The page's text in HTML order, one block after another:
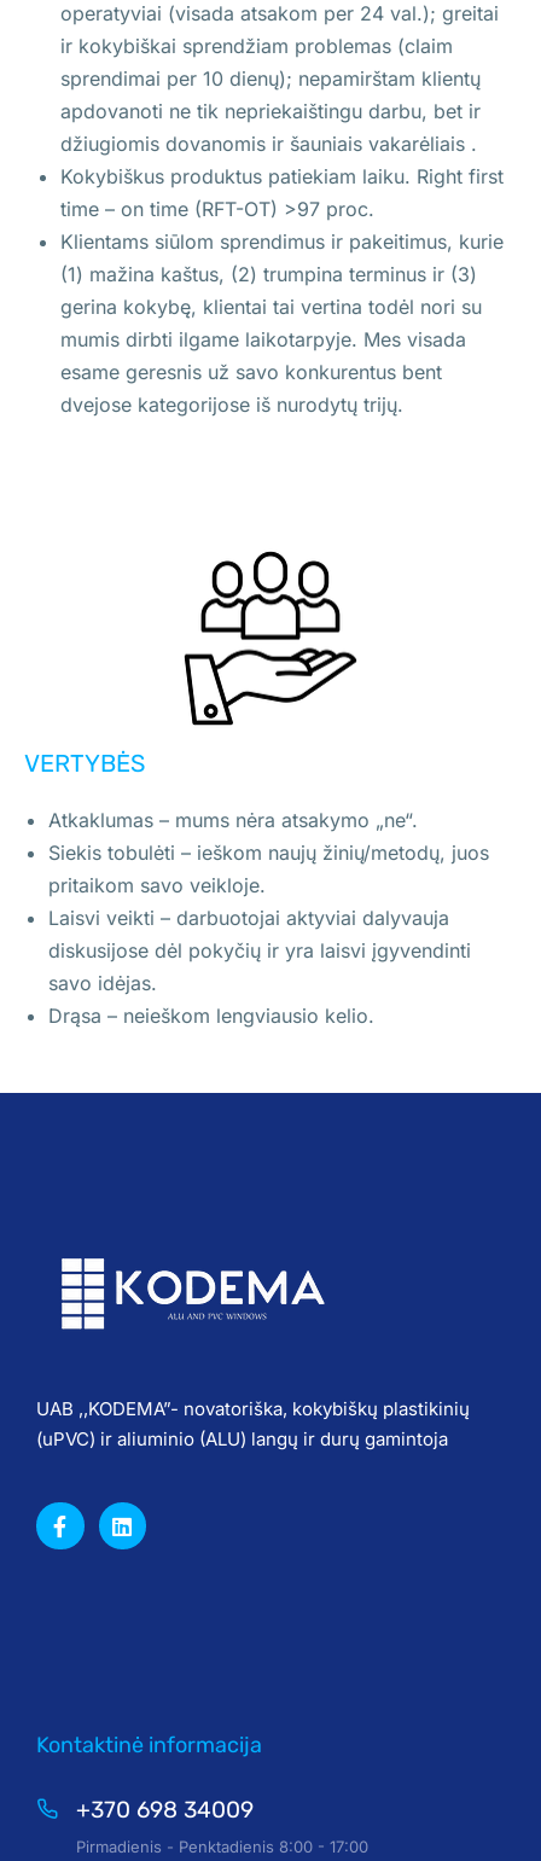
operatyviai (visada atsakom per 24 val.); greitai
ir kokybiškai sprendžiam problemas (claim
sprendimai per 10 dienų); nepamirštam klientų
apdovanoti ne tik nepriekaištingu darbu, bet ir
džiugiomis dovanomis ir šauniais vakarėliais .
Kokybiškus produktus patiekiam laiku. Right first
time – on time (RFT-OT) >97 proc.
Klientams siūlom sprendimus ir pakeitimus, kurie
(1) mažina kaštus, (2) trumpina terminus ir (3)
gerina kokybę, klientai tai vertina todėl nori su
mumis dirbti ilgame laikotarpyje. Mes visada
esame geresnis už savo konkurentus bent
dvejose kategorijose iš nurodytų trijų.
VERTYBĖS
Atkaklumas – mums nėra atsakymo „ne“.
Siekis tobulėti – ieškom naujų žinių/metodų, juos
pritaikom savo veikloje.
Laisvi veikti – darbuotojai aktyviai dalyvauja
diskusijose dėl pokyčių ir yra laisvi įgyvendinti
savo idėjas.
Drąsa – neieškom lengviausio kelio.
UAB ,,KODEMA”- novatoriška, kokybiškų plastikinių
(uPVC) ir aliuminio (ALU) langų ir durų gamintoja
Kontaktinė informacija
+370 698 34009
Pirmadienis - Penktadienis 8:00 - 17:00